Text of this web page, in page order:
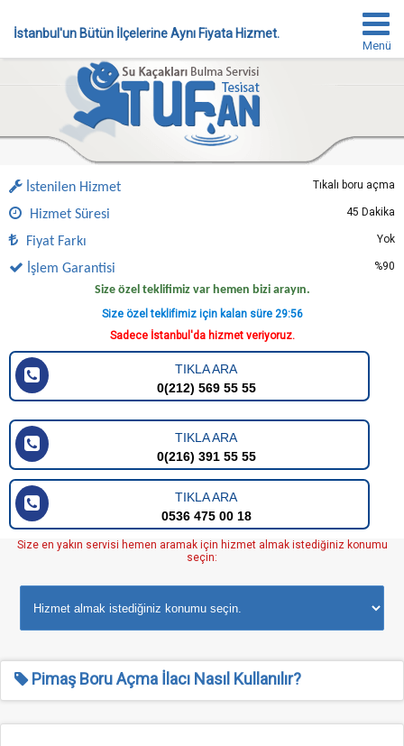
İstanbul'un Bütün İlçelerine Aynı Fiyata Hizmet.
Menü
İstenilen Hizmet Tıkalı boru açma
Hizmet Süresi 45 Dakika
Fiyat Farkı Yok
İşlem Garantisi %90
Size özel teklifimiz var hemen bizi arayın.
Size özel teklifimiz için kalan süre 29:55
Sadece İstanbul'da hizmet veriyoruz.
TIKLA ARA
0(212) 569 55 55
TIKLA ARA
0(216) 391 55 55
TIKLA ARA
0536 475 00 18
Size en yakın servisi hemen aramak için hizmet almak istediğiniz konumu
seçin:
Pimaş Boru Açma İlacı Nasıl Kullanılır?